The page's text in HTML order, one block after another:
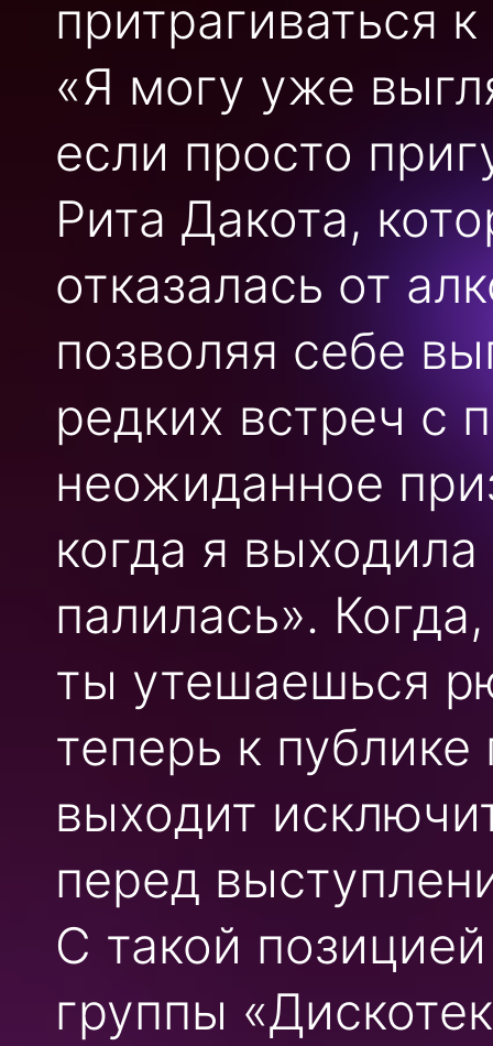
притрагиваться
«Я могу уже
если просто
Рита Дакота,
отказалась от
позволяя себе
редких встреч с
неожиданное
когда я
палилась».
ты утешаешься
теперь к
выходит
перед
С такой
группы